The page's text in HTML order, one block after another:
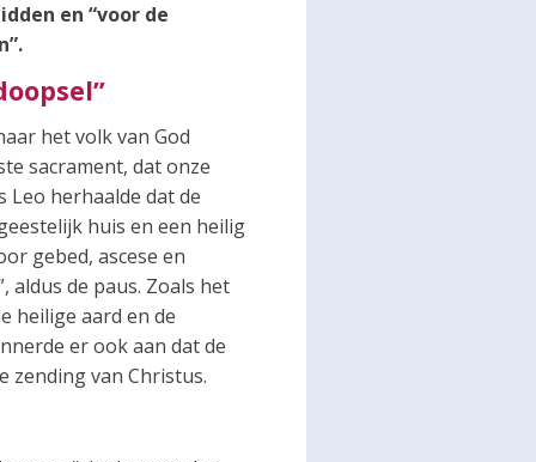
en “voor de
het volk van God
sacrament, dat onze
Leo herhaalde dat de
huis en een heilig
gebed, ascese en
aldus de paus. Zoals het
heilige aard en de
er ook aan dat de
zending van Christus.